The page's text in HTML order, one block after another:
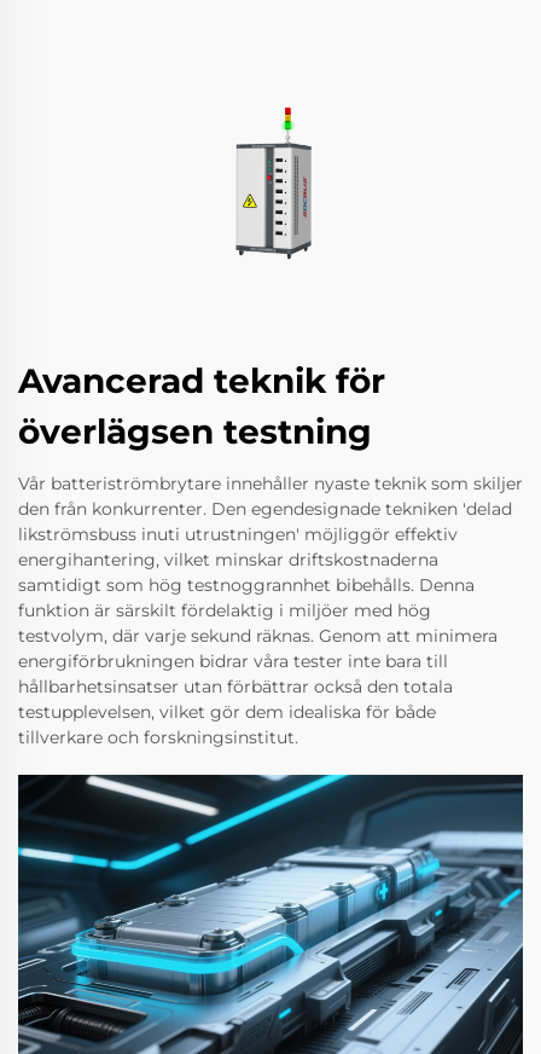
Avancerad teknik för
överlägsen testning
Vår batteriströmbrytare innehåller nyaste teknik som skiljer
den från konkurrenter. Den egendesignade tekniken 'delad
likströmsbuss inuti utrustningen' möjliggör effektiv
energihantering, vilket minskar driftskostnaderna
samtidigt som hög testnoggrannhet bibehålls. Denna
funktion är särskilt fördelaktig i miljöer med hög
testvolym, där varje sekund räknas. Genom att minimera
energiförbrukningen bidrar våra tester inte bara till
hållbarhetsinsatser utan förbättrar också den totala
testupplevelsen, vilket gör dem idealiska för både
tillverkare och forskningsinstitut.